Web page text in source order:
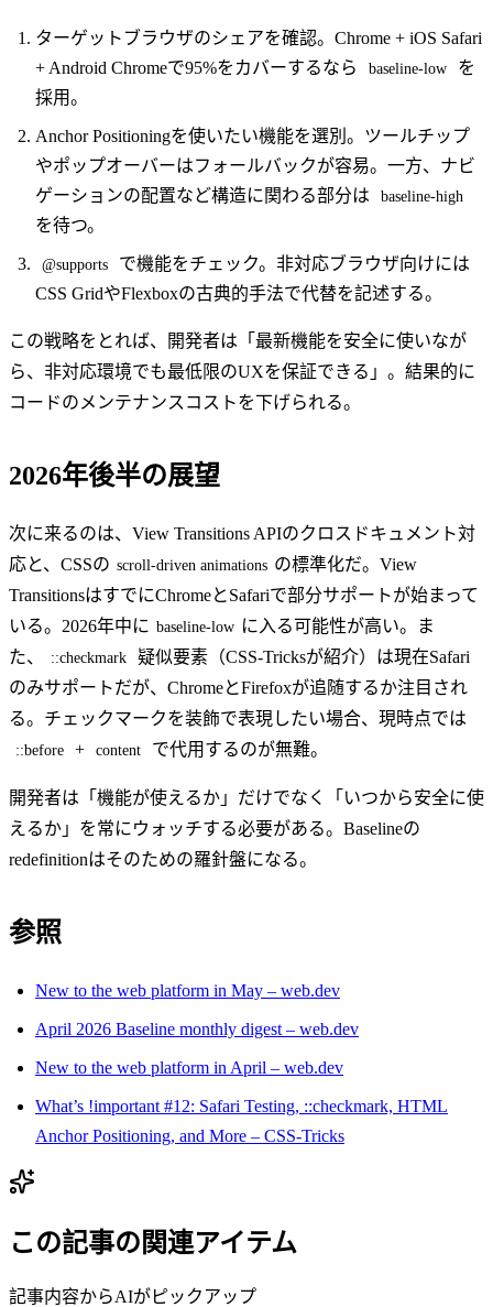
ターゲットブラウザのシェアを確認。Chrome + iOS Safari
+ Android Chromeで95%をカバーするなら
baseline-low
を
採用。
Anchor Positioningを使いたい機能を選別。ツールチップ
やポップオーバーはフォールバックが容易。一方、ナビ
ゲーションの配置など構造に関わる部分は
baseline-high
を待つ。
@supports
で機能をチェック。非対応ブラウザ向けには
CSS GridやFlexboxの古典的手法で代替を記述する。
この戦略をとれば、開発者は「最新機能を安全に使いなが
ら、非対応環境でも最低限のUXを保証できる」。結果的に
コードのメンテナンスコストを下げられる。
2026年後半の展望
次に来るのは、View Transitions APIのクロスドキュメント対
応と、CSSの scroll-driven animations の標準化だ。View
TransitionsはすでにChromeとSafariで部分サポートが始まって
いる。2026年中に baseline-low に入る可能性が高い。ま
た、
::checkmark
疑似要素（CSS-Tricksが紹介）は現在Safari
のみサポートだが、ChromeとFirefoxが追随するか注目され
る。チェックマークを装飾で表現したい場合、現時点では
::before + content で代用するのが無難。
開発者は「機能が使えるか」だけでなく「いつから安全に使
えるか」を常にウォッチする必要がある。Baselineの
redefinitionはそのための羅針盤になる。
参照
New to the web platform in May – web.dev
April 2026 Baseline monthly digest – web.dev
New to the web platform in April – web.dev
What’s !important #12: Safari Testing, ::checkmark, HTML
Anchor Positioning, and More – CSS-Tricks
この記事の関連アイテム
記事内容からAIがピックアップ